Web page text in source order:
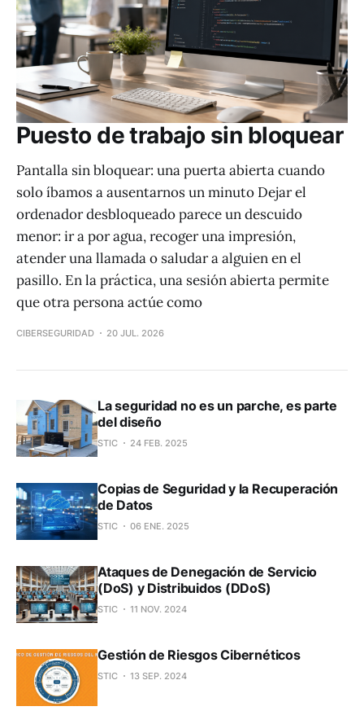
Puesto de trabajo sin bloquear
Pantalla sin bloquear: una puerta abierta cuando
solo íbamos a ausentarnos un minuto Dejar el
ordenador desbloqueado parece un descuido
menor: ir a por agua, recoger una impresión,
atender una llamada o saludar a alguien en el
pasillo. En la práctica, una sesión abierta permite
que otra persona actúe como
CIBERSEGURIDAD 20 JUL. 2026
La seguridad no es un parche, es parte
del diseño
STIC 24 FEB. 2025
Copias de Seguridad y la Recuperación
de Datos
STIC 06 ENE. 2025
Ataques de Denegación de Servicio
(DoS) y Distribuidos (DDoS)
STIC 11 NOV. 2024
Gestión de Riesgos Cibernéticos
STIC 13 SEP. 2024